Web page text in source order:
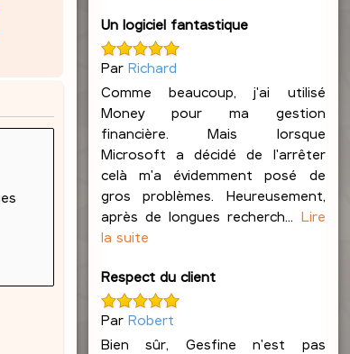
Un logiciel fantastique
Par Richard
Comme beaucoup, j'ai utilisé
Money pour ma gestion
financière. Mais lorsque
Microsoft a décidé de l'arrêter
celà m'a évidemment posé de
gros problèmes. Heureusement,
après de longues recherch... Lire
la suite
Respect du client
Par Robert
Bien sûr, Gesfine n'est pas